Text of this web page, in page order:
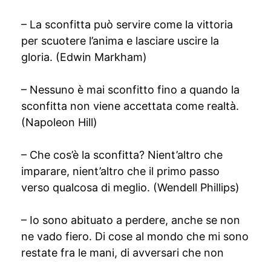
– La sconfitta può servire come la vittoria
per scuotere l’anima e lasciare uscire la
gloria. (Edwin Markham)
– Nessuno è mai sconfitto fino a quando la
sconfitta non viene accettata come realtà.
(Napoleon Hill)
– Che cos’è la sconfitta? Nient’altro che
imparare, nient’altro che il primo passo
verso qualcosa di meglio. (Wendell Phillips)
– Io sono abituato a perdere, anche se non
ne vado fiero. Di cose al mondo che mi sono
restate fra le mani, di avversari che non